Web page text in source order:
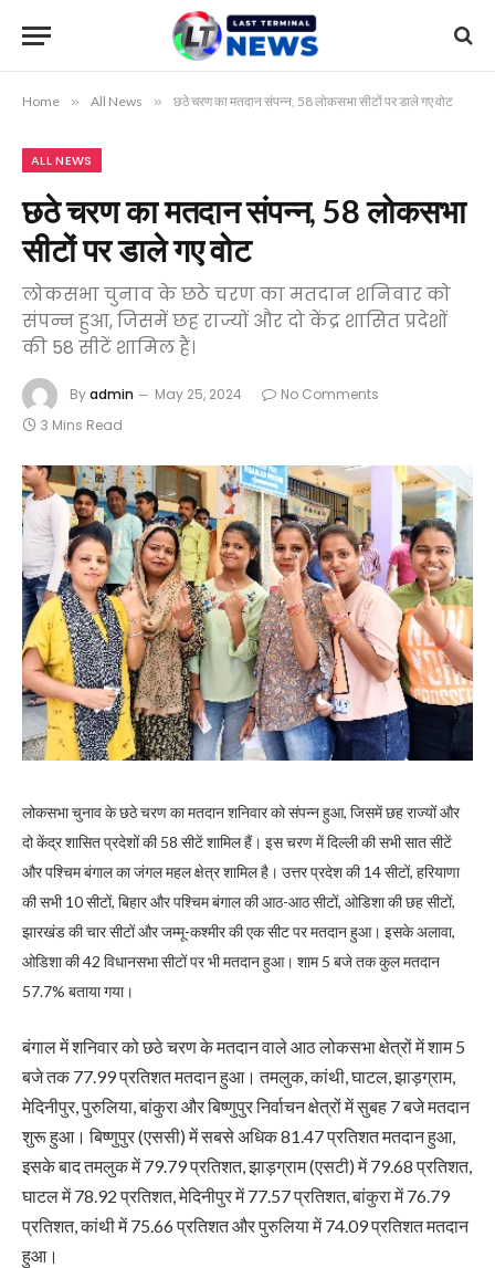
Home » All News » छठे चरण का मतदान संपन्न, 58 लोकसभा सीटों पर डाले गए वोट
ALL NEWS
छठे चरण का मतदान संपन्न, 58 लोकसभा
सीटों पर डाले गए वोट
लोकसभा चुनाव के छठे चरण का मतदान शनिवार को
संपन्न हुआ, जिसमें छह राज्यों और दो केंद्र शासित प्रदेशों
की 58 सीटें शामिल हैं।
Byadmin May 25, 2024
No Comments
3 Mins Read
लोकसभा चुनाव के छठे चरण का मतदान शनिवार को संपन्न हुआ, जिसमें छह राज्यों और
दो केंद्र शासित प्रदेशों की 58 सीटें शामिल हैं। इस चरण में दिल्ली की सभी सात सीटें
और पश्चिम बंगाल का जंगल महल क्षेत्र शामिल है। उत्तर प्रदेश की 14 सीटों, हरियाणा
की सभी 10 सीटों, बिहार और पश्चिम बंगाल की आठ-आठ सीटों, ओडिशा की छह सीटों,
झारखंड की चार सीटों और जम्मू-कश्मीर की एक सीट पर मतदान हुआ। इसके अलावा,
ओडिशा की 42 विधानसभा सीटों पर भी मतदान हुआ। शाम 5 बजे तक कुल मतदान
57.7% बताया गया।
बंगाल में शनिवार को छठे चरण के मतदान वाले आठ लोकसभा क्षेत्रों में शाम 5
बजे तक 77.99 प्रतिशत मतदान हुआ। तमलुक, कांथी, घाटल, झाड़ग्राम,
मेदिनीपुर, पुरुलिया, बांकुरा और बिष्णुपुर निर्वाचन क्षेत्रों में सुबह 7 बजे मतदान
शुरू हुआ। बिष्णुपुर (एससी) में सबसे अधिक 81.47 प्रतिशत मतदान हुआ,
इसके बाद तमलुक में 79.79 प्रतिशत, झाड़ग्राम (एसटी) में 79.68 प्रतिशत,
घाटल में 78.92 प्रतिशत, मेदिनीपुर में 77.57 प्रतिशत, बांकुरा में 76.79
प्रतिशत, कांथी में 75.66 प्रतिशत और पुरुलिया में 74.09 प्रतिशत मतदान
हुआ।